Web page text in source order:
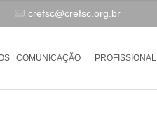
crefsc@crefsc.org.br
| COMUNICAÇÃO PROFISSIONAL